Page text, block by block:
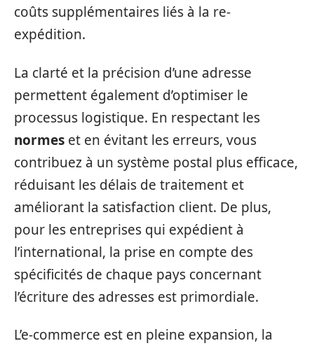
coûts supplémentaires liés à la re-
expédition.
La clarté et la précision d’une adresse
permettent également d’optimiser le
processus logistique. En respectant les
normes et en évitant les erreurs, vous
contribuez à un système postal plus efficace,
réduisant les délais de traitement et
améliorant la satisfaction client. De plus,
pour les entreprises qui expédient à
l’international, la prise en compte des
spécificités de chaque pays concernant
l’écriture des adresses est primordiale.
L’e-commerce est en pleine expansion, la